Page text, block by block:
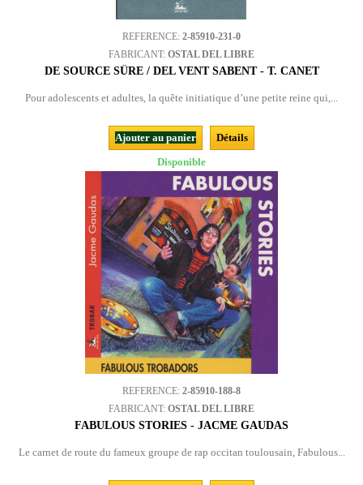
REFERENCE: 2-85910-231-0
FABRICANT: OSTAL DEL LIBRE
DE SOURCE SÛRE / DEL VENT SABENT - T. CANET
Pour adolescents et adultes, la quête initiatique d’une petite reine qui,...
Ajouter au panier
Détails
Disponible
REFERENCE: 2-85910-188-8
FABRICANT: OSTAL DEL LIBRE
FABULOUS STORIES - JACME GAUDAS
Le carnet de route du fameux groupe de rap occitan toulousain, Fabulous...